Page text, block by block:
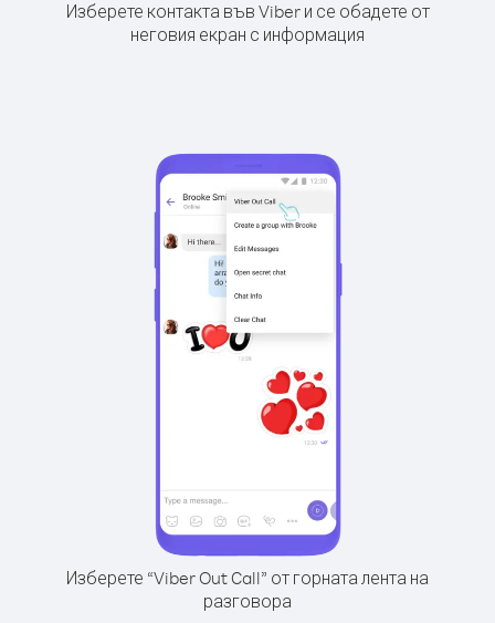
Изберете контакта във Viber и се обадете от
неговия екран с информация
Изберете “Viber Out Call” от горната лента на
разговора